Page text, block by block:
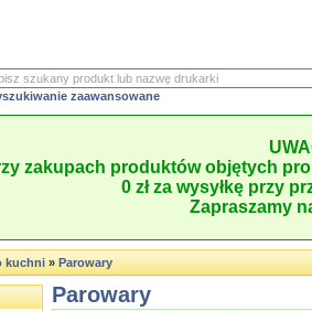
zaawansowane
zakupach produktów objętych
0 zł za wysyłkę przy
Zapraszamy
kuchni»Parowary
Parowary